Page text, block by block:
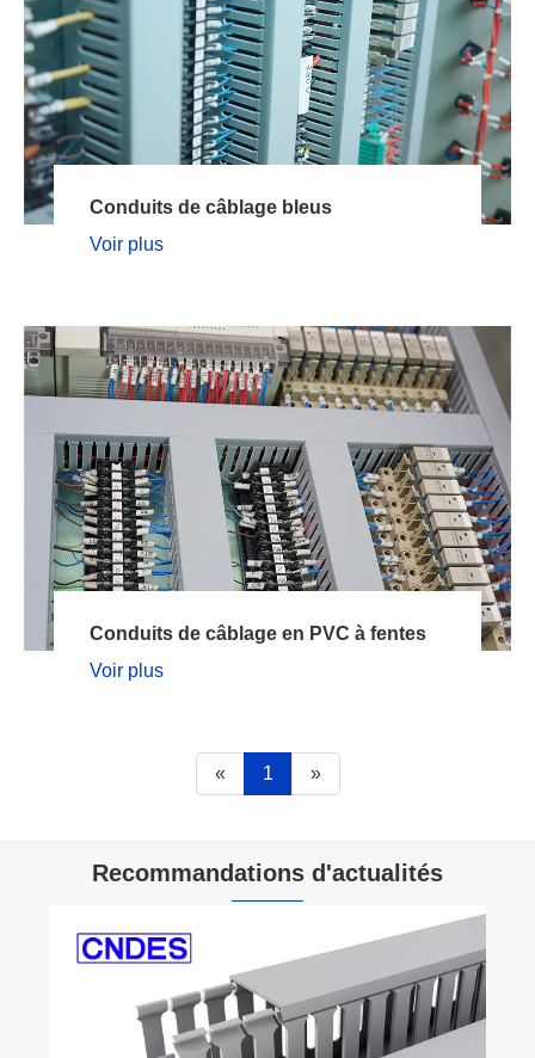
Conduits de câblage bleus
Voir plus
Conduits de câblage en PVC à fentes
Voir plus
« 1 »
Recommandations d'actualités